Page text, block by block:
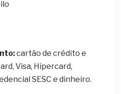
cartão de crédito e
Visa, Hipercard,
SESC e dinheiro.